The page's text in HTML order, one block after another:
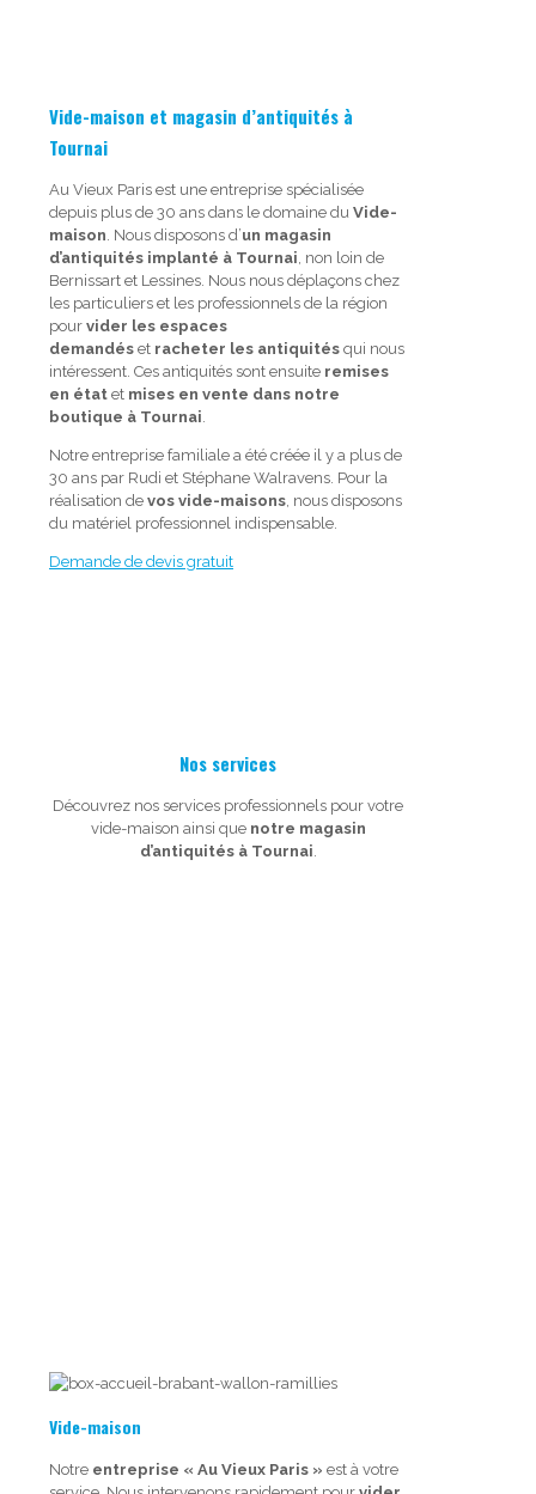
Vide-maison et magasin d’antiquités à
Tournai
Au Vieux Paris est une entreprise spécialisée
depuis plus de 30 ans dans le domaine du Vide-
maison. Nous disposons d’un magasin
d’antiquités implanté à Tournai, non loin de
Bernissart et Lessines. Nous nous déplaçons chez
les particuliers et les professionnels de la région
pour vider les espaces
demandés et racheter les antiquités qui nous
intéressent. Ces antiquités sont ensuite remises
en état et mises en vente dans notre
boutique à Tournai.
Notre entreprise familiale a été créée il y a plus de
30 ans par Rudi et Stéphane Walravens. Pour la
réalisation de vos vide-maisons, nous disposons
du matériel professionnel indispensable.
Demande de devis gratuit
Nos services
Découvrez nos services professionnels pour votre
vide-maison ainsi que notre magasin
d’antiquités à Tournai
Vide-maison
Notre entreprise « Au Vieux Paris » est à votre